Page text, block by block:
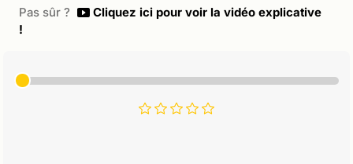
Pas sûr ?
Cliquez ici pour voir la vidéo explicative
!